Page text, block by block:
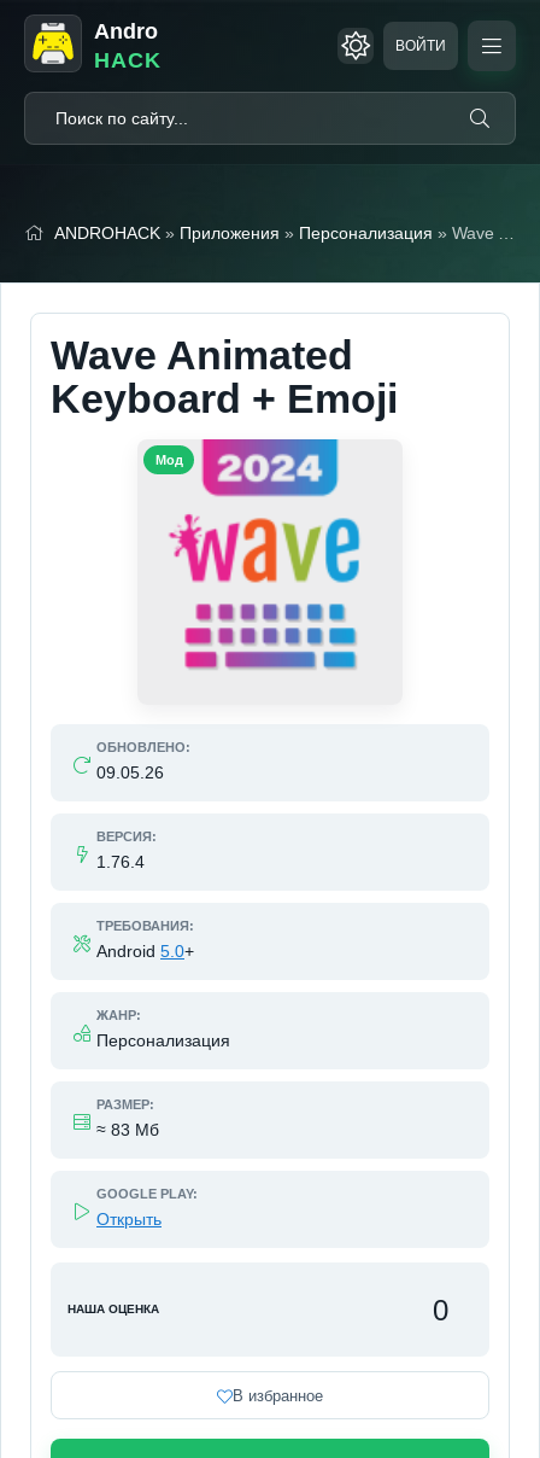
Andro
HACK
ВОЙТИ
ANDROHACK » Приложения » Персонализация » Wave Animated Keyboard + Emoji (Мод, Premium Unlocked)
Wave Animated
Keyboard + Emoji
ОБНОВЛЕНО:
09.05.26
ВЕРСИЯ:
1.76.4
ТРЕБОВАНИЯ:
Android 5.0+
ЖАНР:
Персонализация
РАЗМЕР:
≈ 83 Мб
GOOGLE PLAY:
Открыть
НАША ОЦЕНКА 0
В избранное
Мод